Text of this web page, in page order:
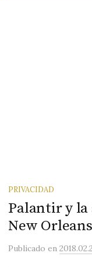
PRIVACIDAD
Palantir y la
New Orleans
Publicadoen